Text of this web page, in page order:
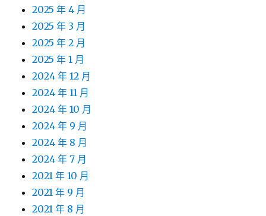
2025 年 4 月
2025 年 3 月
2025 年 2 月
2025 年 1 月
2024 年 12 月
2024 年 11 月
2024 年 10 月
2024 年 9 月
2024 年 8 月
2024 年 7 月
2021 年 10 月
2021 年 9 月
2021 年 8 月